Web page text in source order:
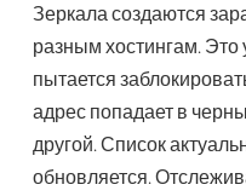
Зеркала создаются
разным хостингам. Это
пытается
адрес попадает в
другой. Список
обновляется.